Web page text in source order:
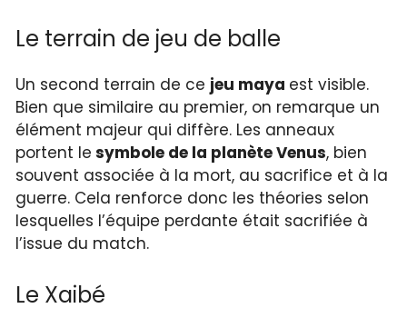
Le terrain de jeu de balle
Un second terrain de ce jeu maya est visible.
Bien que similaire au premier, on remarque un
élément majeur qui diffère. Les anneaux
portent le symbole de la planète Venus, bien
souvent associée à la mort, au sacrifice et à la
guerre. Cela renforce donc les théories selon
lesquelles l’équipe perdante était sacrifiée à
l’issue du match.
Le Xaibé